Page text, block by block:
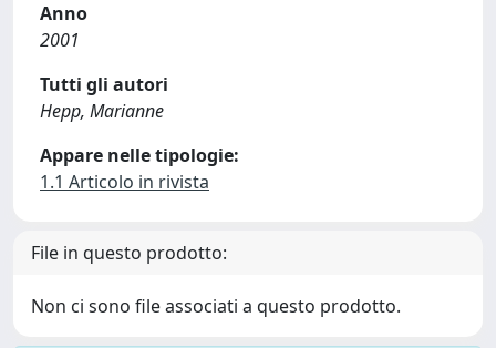
Anno
2001
Tutti gli autori
Hepp, Marianne
Appare nelle tipologie:
1.1 Articolo in rivista
File in questo prodotto:
Non ci sono file associati a questo prodotto.